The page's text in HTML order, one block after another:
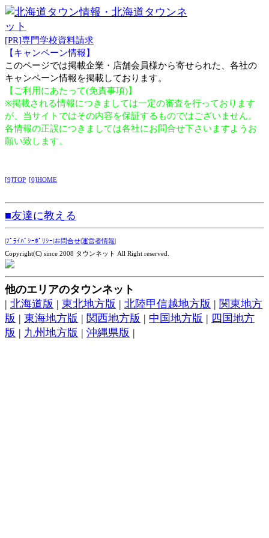
[PR]専門学校資料請求
【キャンペーン情報】
このページでは掲載企業・店舗会員様から寄せられた、各社の
キャンペーン情報を掲載しております。
【ご利用にあたって(免責事項)】
※掲載される情報につきましては一定の審査を行っております
が、当サイトではその内容を保証するものではございません。
各情報の正誤につきましては各社にお問合せ下さいますようお
願い致します。
[9]TOP [0]HOME
■友達に教える
|ﾌﾟﾗｲﾊﾞｼｰﾎﾟﾘｼｰ|お問合せ|運営者情報|
Copyright(C) since 2008 タウンネット All Right reserved.
他のエリアのタウンネット
| 北海道版 | 東北地方版 | 北陸甲信越地方版 | 関東地方
版 | 東海地方版 | 関西地方版 | 中国地方版 | 四国地方
版 | 九州地方版 | 沖縄県版 |